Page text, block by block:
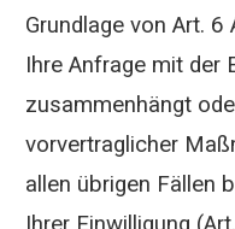
Grundlage von Art. 6
Ihre Anfrage mit der
zusammenhängt
vorvertraglicher
allen übrigen Fällen